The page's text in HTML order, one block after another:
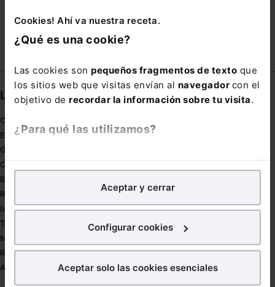
Cookies! Ahí va nuestra receta.
¿Qué es una cookie?
Las cookies son pequeños fragmentos de texto que
los sitios web que visitas envían al navegador con el
objetivo de recordar la información sobre tu visita.
¿Para qué las utilizamos?
analíticospara tratar demejorar tu experienciaen
nuestra página web. También con fines publicitarios,
para poder mostrarte publicidad y contenidos de tu
¿Qué puedes hacer?
Aceptar y cerrar
Configurar cookies
Aceptar solo las cookies esenciales
Links directos
Coronavirus
Estudio de salud abogacía
Gestión de despachos
Compliance
Buenas Prácticas Tributarias
RGPD
Innovación
Tesauro
Mapa web
Redirect sitemap
Autores de El Derecho